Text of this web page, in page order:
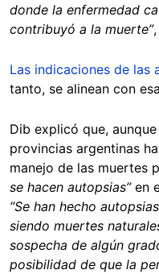
donde la enfermedad
contribuyó a la muerte”
Las indicaciones de las
tanto, se alinean con
Dib explicó que,
provincias argentinas
manejo de las muertes
se hacen autopsias” en
“Se han hecho
siendo muertes
sospecha de algún
posibilidad de que la